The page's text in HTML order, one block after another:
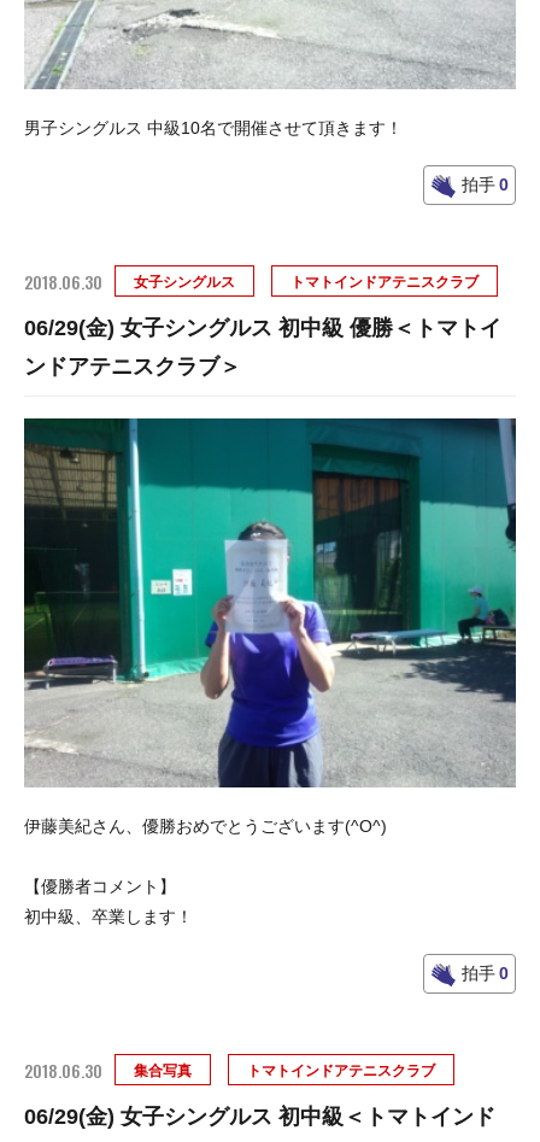
男子シングルス 中級10名で開催させて頂きます！
拍手0
2018.06.30 女子シングルス トマトインドアテニスクラブ
06/29(金) 女子シングルス 初中級 優勝＜トマトイ
ンドアテニスクラブ＞
伊藤美紀さん、優勝おめでとうございます(^O^)
【優勝者コメント】
初中級、卒業します！
拍手0
2018.06.30 集合写真 トマトインドアテニスクラブ
06/29(金) 女子シングルス 初中級＜トマトインド